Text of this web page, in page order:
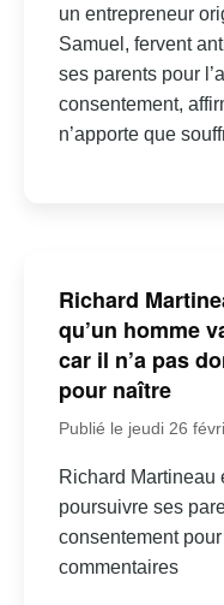
un entrepreneur
Samuel, fervent
ses parents pour
consentement,
n’apporte que
Richard
qu’un homme
car il n’a pas
pour naître
Publié le jeudi 26
Richard Martineau
poursuivre ses
consentement
commentaires